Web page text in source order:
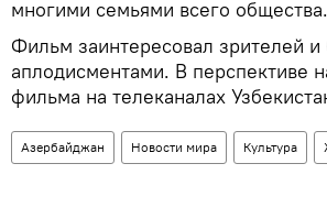
многими семьями всего общества.
Фильм заинтересовал зрителей и
аплодисментами. В перспективе
фильма на телеканалах
Азербайджан Новости мира Культура